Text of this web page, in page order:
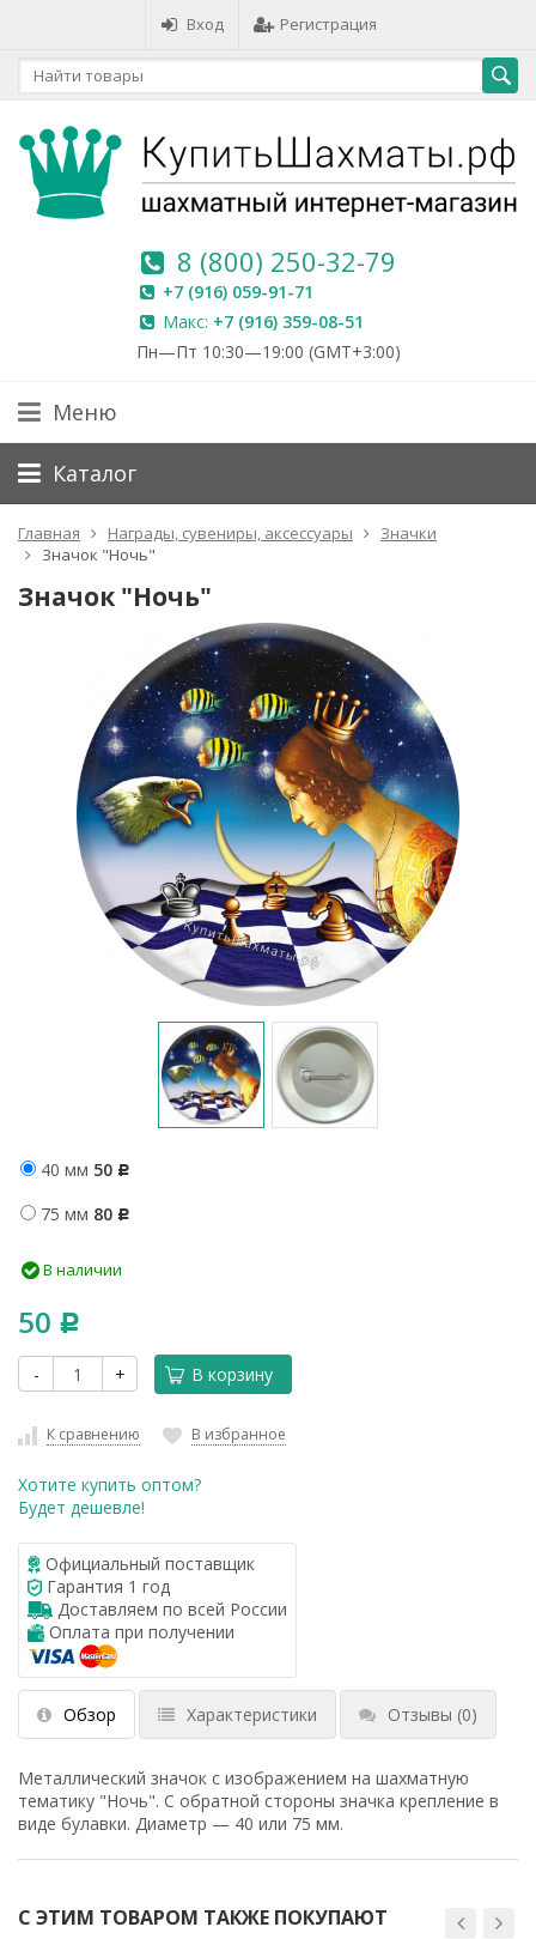
Вход Регистрация
8 (800) 250-32-79
+7 (916) 059-91-71
Макс: +7 (916) 359-08-51
Пн—Пт 10:30—19:00 (GMT+3:00)
Меню
Каталог
Главная Награды, сувениры, аксессуары
Значки
Значок "Ночь"
Значок "Ночь"
40 мм 50 Р
75 мм 80 Р
В наличии
50 Р
- + В корзину
К сравнению В избранное
Хотите купить оптом?
Будет дешевле!
Официальный поставщик
Гарантия 1 год
Доставляем по всей России
Оплата при получении
Обзор Характеристики Отзывы (0)
Металлический значок с изображением на шахматную
тематику "Ночь". С обратной стороны значка крепление в
виде булавки. Диаметр — 40 или 75 мм.
С ЭТИМ ТОВАРОМ ТАКЖЕ ПОКУПАЮТ